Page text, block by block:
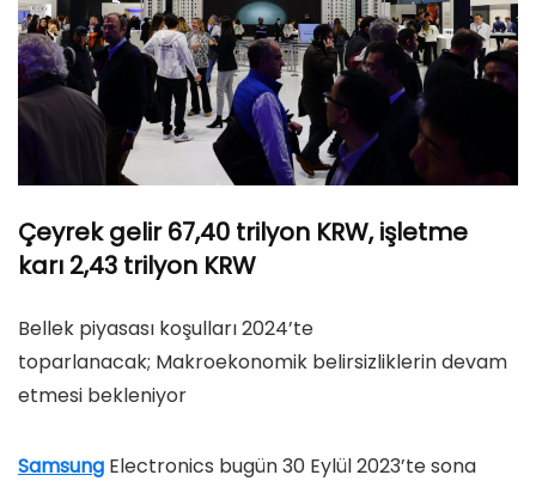
Çeyrek gelir 67,40 trilyon KRW, işletme
karı 2,43 trilyon KRW
Bellek piyasası koşulları 2024’te
toparlanacak; Makroekonomik belirsizliklerin devam
etmesi bekleniyor
Samsung Electronics bugün 30 Eylül 2023’te sona